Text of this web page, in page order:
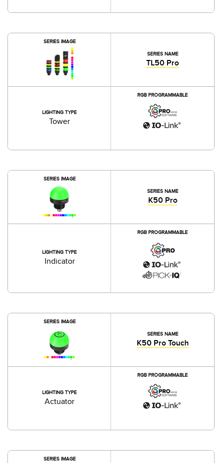
SERIES IMAGE
SERIES NAME
TL50 Pro
LIGHTING TYPE
Tower
RGB PROGRAMMABLE
SERIES IMAGE
SERIES NAME
K50 Pro
LIGHTING TYPE
Indicator
RGB PROGRAMMABLE
SERIES IMAGE
SERIES NAME
K50 Pro Touch
LIGHTING TYPE
Actuator
RGB PROGRAMMABLE
SERIES IMAGE